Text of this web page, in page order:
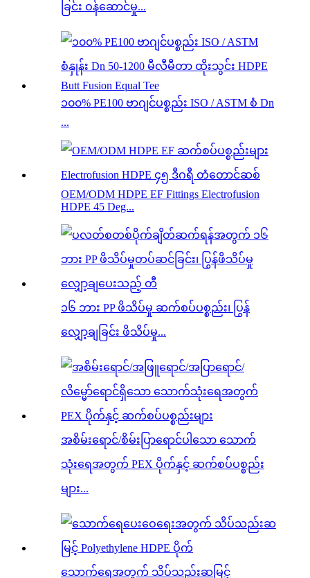
ခြင်း ဝန်ဆောင်မှု...
၁၀၀% PE100 ဗာဂျင်ပစ္စည်း ISO / ASTM စံ Dn
...
OEM/ODM HDPE EF Fittings Electrofusion
HDPE 45 Deg...
၁၆ ဘား PP ဖိသိပ်မှု ဆက်စပ်ပစ္စည်း၊ ပြွန်
လျှော့ချခြင်း ဖိသိပ်မှု...
အစိမ်းရောင်/စိမ်းပြာရောင်ပါသော သောက်
သုံးရေအတွက် PEX ပိုက်နှင့် ဆက်စပ်ပစ္စည်း
များ...
သောက်ရေအတွက် သိပ်သည်းဆမြင့်